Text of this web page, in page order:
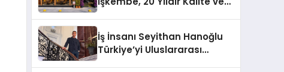
Projesini Hayata Geçirecek
İş İnsanı Seyithan Hanoğlu
Türkiye’yi Uluslararası